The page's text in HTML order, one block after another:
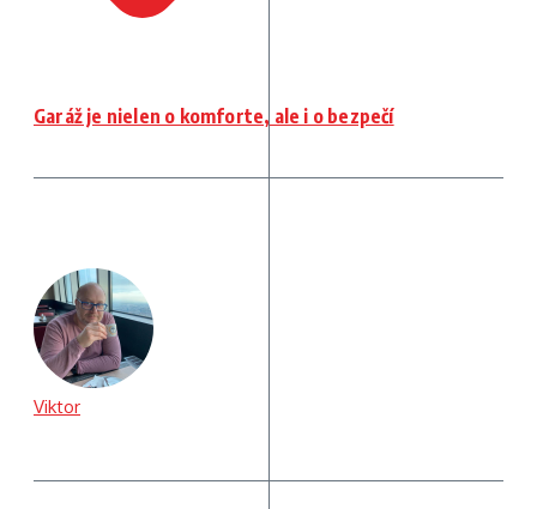
Garáž je nielen o komforte, ale i o bezpečí
Viktor